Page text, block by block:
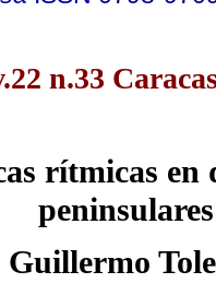
n.33
rítmicas en
peninsulares
Guillermo